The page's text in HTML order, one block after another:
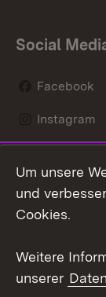
Social
Facebook
Instagram
Social Wall
Youtube
Kontakt
Um unsere
und
Cookies.
Weitere
unserer